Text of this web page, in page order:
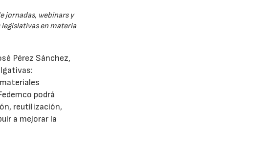
jornadas, webinars y
en materia
Pérez Sánchez,
podrá
reutilización,
a mejorar la